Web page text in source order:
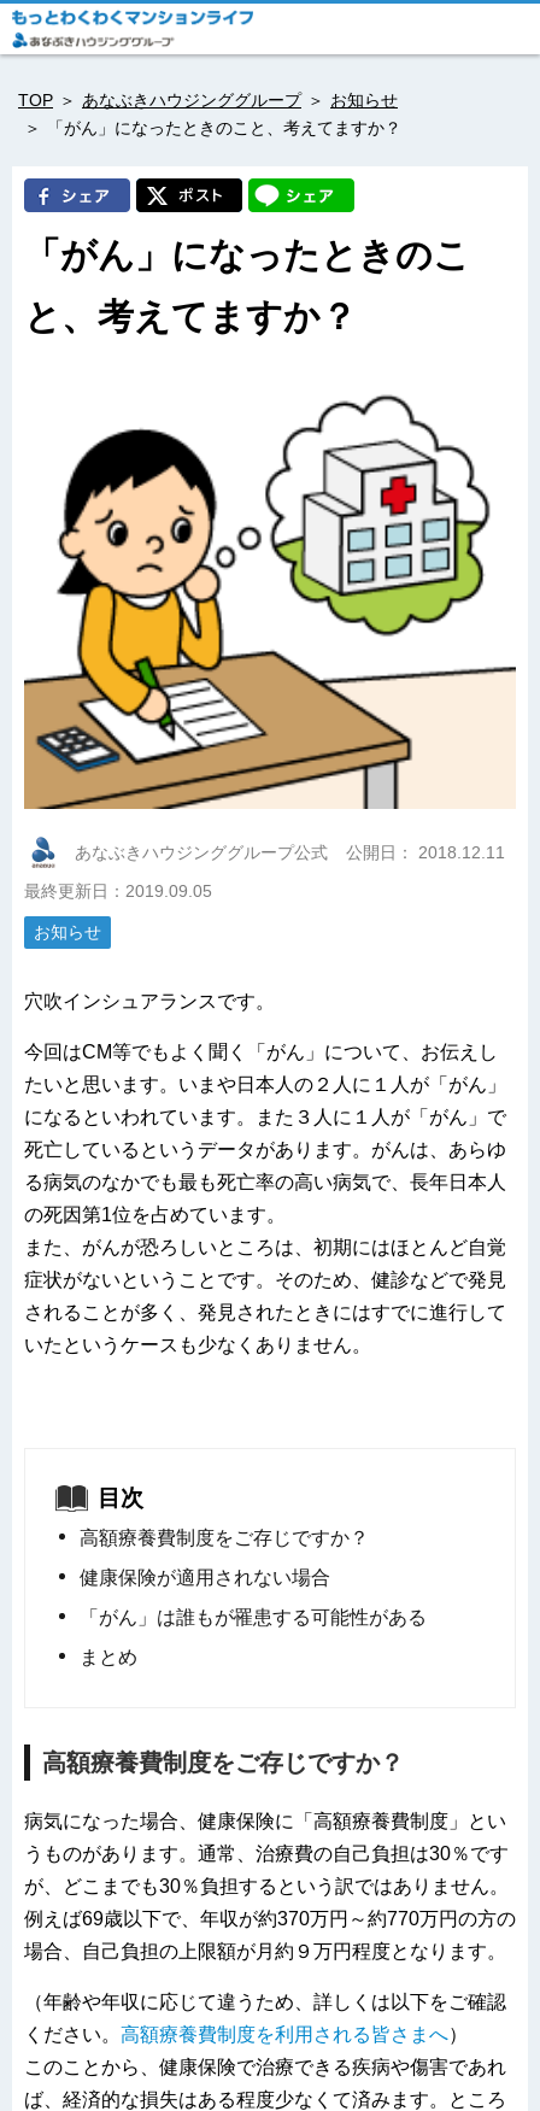
TOP あなぶきハウジンググループ
お知らせ
「がん」になったときのこと、考えてますか？
「がん」になったときのこ
と、考えてますか？
あなぶきハウジンググループ公式 公開日： 2018.12.11
最終更新日：2019.09.05
お知らせ
穴吹インシュアランスです。
今回はCM等でもよく聞く「がん」について、お伝えし
たいと思います。いまや日本人の２人に１人が「がん」
になるといわれています。また３人に１人が「がん」で
死亡しているというデータがあります。がんは、あらゆ
る病気のなかでも最も死亡率の高い病気で、長年日本人
の死因第1位を占めています。
また、がんが恐ろしいところは、初期にはほとんど自覚
症状がないということです。そのため、健診などで発見
されることが多く、発見されたときにはすでに進行して
いたというケースも少なくありません。
目次
高額療養費制度をご存じですか？
健康保険が適用されない場合
「がん」は誰もが罹患する可能性がある
まとめ
高額療養費制度をご存じですか？
病気になった場合、健康保険に「高額療養費制度」とい
うものがあります。通常、治療費の自己負担は30％です
が、どこまでも30％負担するという訳ではありません。
例えば69歳以下で、年収が約370万円～約770万円の方の
場合、自己負担の上限額が月約９万円程度となります。
（年齢や年収に応じて違うため、詳しくは以下をご確認
ください。 高額療養費制度を利用される皆さまへ）
このことから、健康保険で治療できる疾病や傷害であれ
ば、経済的な損失はある程度少なくて済みます。ところ